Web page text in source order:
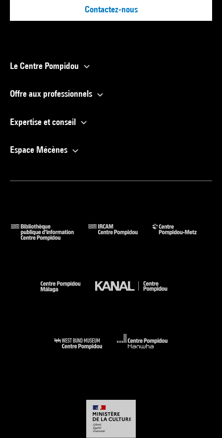
Contactez-nous
Le Centre Pompidou
Offre aux professionnels
Expertise et conseil
Espace Mécènes